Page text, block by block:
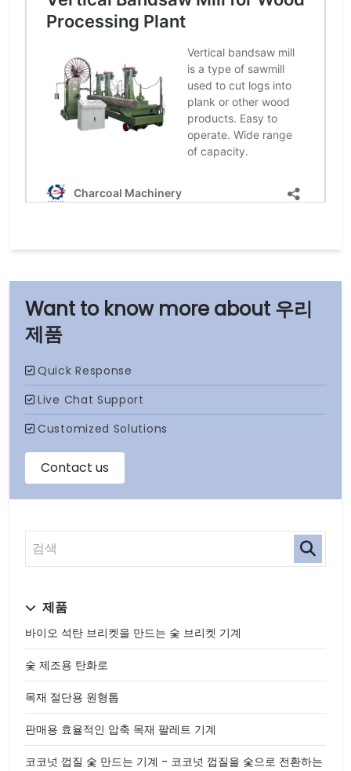
우리
제품
제품
바이오 석탄 브리켓을 만드는 숯 브리켓 기계
숯 제조용 탄화로
목재 절단용 원형톱
판매용 효율적인 압축 목재 팔레트 기계
코코넛 껍질 숯 만드는 기계 - 코코넛 껍질을 숯으로 전환하는